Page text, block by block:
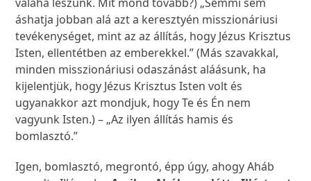
áshatja jobban alá azt a keresztyén misszionáriusi
tevékenységet, mint az az állítás, hogy Jézus Krisztus
Isten, ellentétben az emberekkel.” (Más szavakkal,
minden misszionáriusi odaszánást aláásunk, ha
kijelentjük, hogy Jézus Krisztus Isten volt és
ugyanakkor azt mondjuk, hogy Te és Én nem
vagyunk Isten.) – „Az ilyen állítás hamis és
bomlasztó.”
Igen, bomlasztó, megrontó, épp úgy, ahogy Aháb